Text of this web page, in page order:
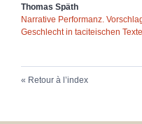
Thomas Späth
Narrative Performanz.
Geschlecht in taciteischen
Retour à l’index